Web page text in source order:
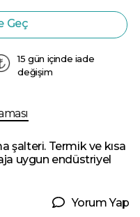
Geç
15 gün içinde iade
değişim
şalteri. Termik ve kısa
uygun endüstriyel
Yorum Yap